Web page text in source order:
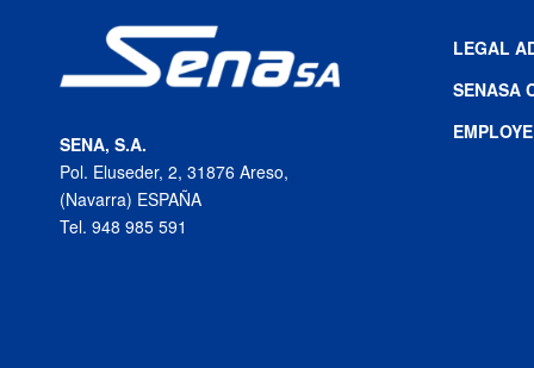
SENA, S.A.
Pol. Eluseder, 2, 31876 Areso,
(Navarra) ESPAÑA
Tel. 948 985 591
LEGAL
SENASA